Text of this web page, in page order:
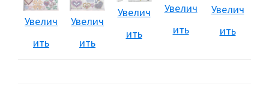
Увелич
ить
Увелич
ить
Увелич
ить
Увелич
ить
Увелич
ить